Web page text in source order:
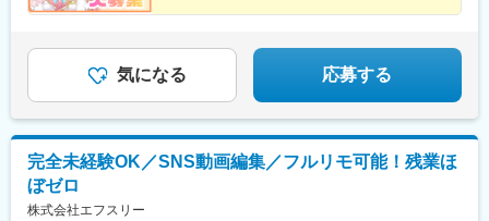
気になる 応募する
完全未経験OK／SNS動画編集／フルリモ可能！残業ほ
ぼゼロ
株式会社エフスリー